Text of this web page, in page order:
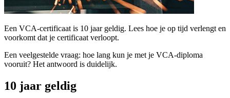
Een VCA-certificaat is 10 jaar geldig. Lees hoe je op tijd verlengt en
voorkomt dat je certificaat verloopt.
Een veelgestelde vraag: hoe lang kun je met je VCA-diploma
vooruit? Het antwoord is duidelijk.
10 jaar geldig